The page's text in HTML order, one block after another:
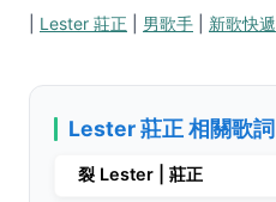
Lester 莊正 男歌手 新歌快遞
Lester 莊正 相關歌詞
裂 Lester | 莊正